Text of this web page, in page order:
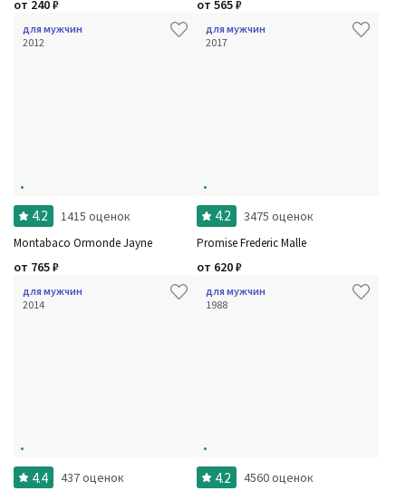
от 240₽ от 565₽
для мужчин
2012
4.2 1415 оценок
Montabaco Ormonde Jayne
от 765₽
для мужчин
2017
4.2 3475 оценок
Promise Frederic Malle
от 620₽
для мужчин
2014
4.4 437 оценок
для мужчин
1988
4.2 4560 оценок